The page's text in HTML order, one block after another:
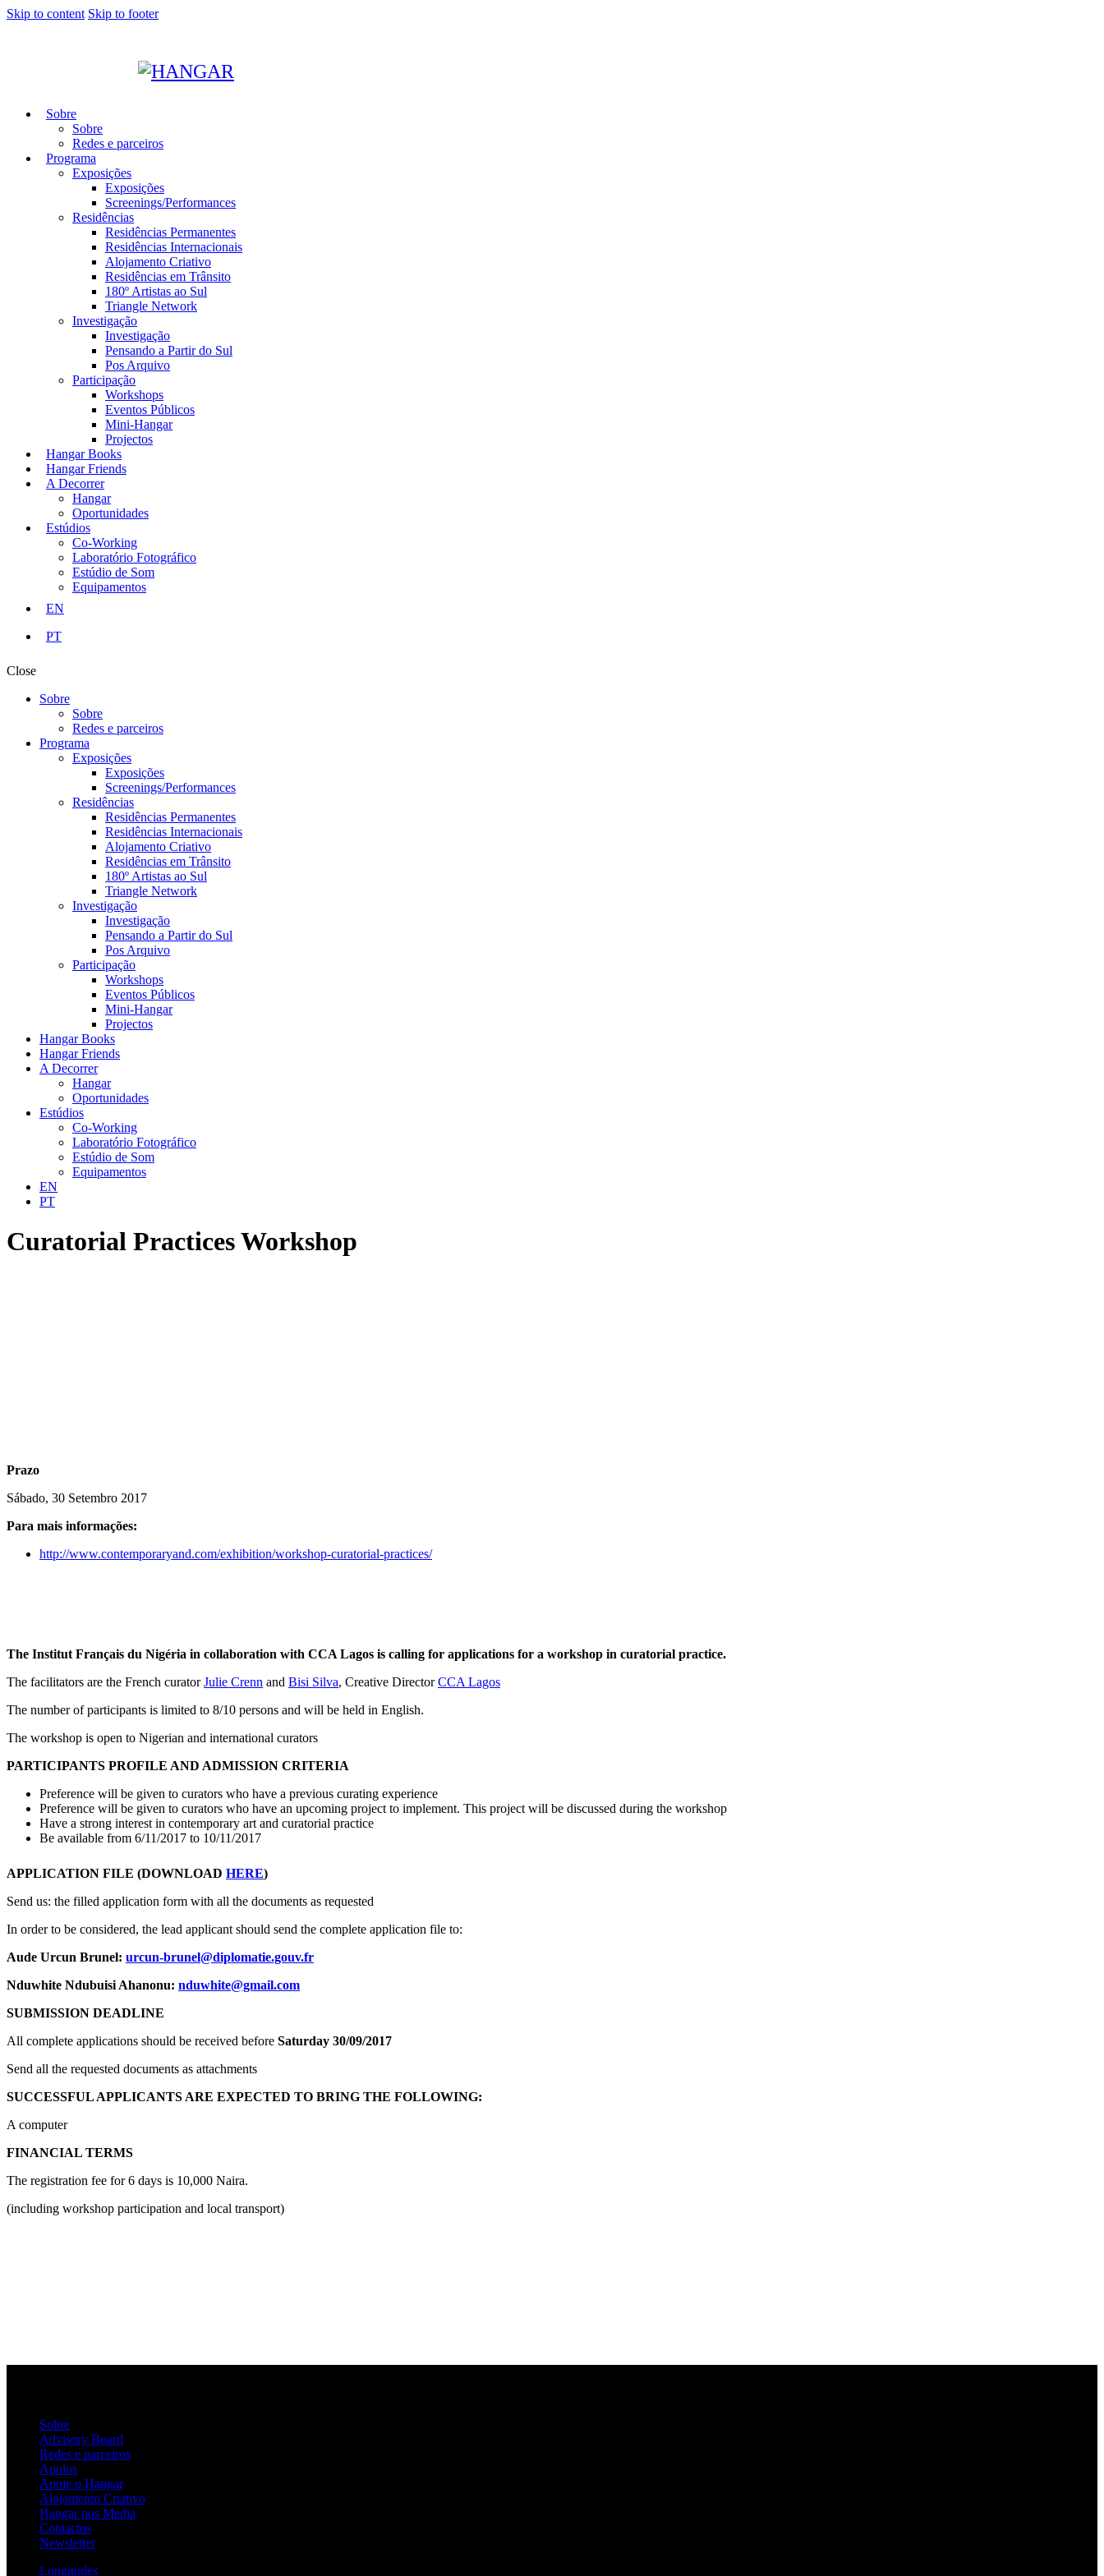
Skip to content Skip to footer
Sobre
Sobre
Redes e parceiros
Programa
Exposições
Exposições
Screenings/Performances
Residências
Residências Permanentes
Residências Internacionais
Alojamento Criativo
Residências em Trânsito
180º Artistas ao Sul
Triangle Network
Investigação
Investigação
Pensando a Partir do Sul
Pos Arquivo
Participação
Workshops
Eventos Públicos
Mini-Hangar
Projectos
Hangar Books
Hangar Friends
A Decorrer
Hangar
Oportunidades
Estúdios
Co-Working
Laboratório Fotográfico
Estúdio de Som
Equipamentos
EN
PT
Close
Sobre
Sobre
Redes e parceiros
Programa
Exposições
Exposições
Screenings/Performances
Residências
Residências Permanentes
Residências Internacionais
Alojamento Criativo
Residências em Trânsito
180º Artistas ao Sul
Triangle Network
Investigação
Investigação
Pensando a Partir do Sul
Pos Arquivo
Participação
Workshops
Eventos Públicos
Mini-Hangar
Projectos
Hangar Books
Hangar Friends
A Decorrer
Hangar
Oportunidades
Estúdios
Co-Working
Laboratório Fotográfico
Estúdio de Som
Equipamentos
EN
PT
Curatorial Practices Workshop
Prazo
Sábado, 30 Setembro 2017
Para mais informações:
http://www.contemporaryand.com/exhibition/workshop-curatorial-practices/
The Institut Français du Nigéria in collaboration with CCA Lagos is calling for applications for a workshop in curatorial practice.
The facilitators are the French curatorJulie Crenn and Bisi Silva, Creative DirectorCCA Lagos
The number of participants is limited to 8/10 persons and will be held in English.
The workshop is open to Nigerian and international curators
PARTICIPANTS PROFILE AND ADMISSION CRITERIA
Preference will be given to curators who have a previous curating experience
Preference will be given to curators who have an upcoming project to implement. This project will be discussed during the workshop
Have a strong interest in contemporary art and curatorial practice
Be available from 6/11/2017 to 10/11/2017
APPLICATION FILE (DOWNLOAD HERE)
Send us: the filled application form with all the documents as requested
In order to be considered, the lead applicant should send the complete application file to:
Aude Urcun Brunel: urcun-brunel@diplomatie.gouv.fr
Nduwhite Ndubuisi Ahanonu: nduwhite@gmail.com
SUBMISSION DEADLINE
All complete applications should be received before Saturday 30/09/2017
Send all the requested documents as attachments
SUCCESSFUL APPLICANTS ARE EXPECTED TO BRING THE FOLLOWING:
A computer
FINANCIAL TERMS
The registration fee for 6 days is 10,000 Naira.
(including workshop participation and local transport)
Sobre
Advisory Board
Redes e parceiros
Apoios
Apoie o Hangar
Alojamento Criativo
Hangar nos Media
Contactos
Newsletter
Longitudes